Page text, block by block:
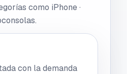
como iPhone ·
.
con la demanda